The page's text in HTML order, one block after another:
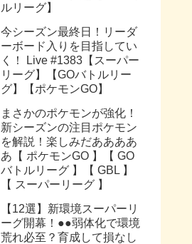
ルリーグ】
今シーズン最終日！リーダ
ーボード入りを目指してい
く！ Live #1383【スーパー
リーグ】【GOバトルリー
グ】【ポケモンGO】
まさかのポケモンが強化！
新シーズンの注目ポケモン
を解説！楽しみだああああ
あ【 ポケモンGO 】【 GO
バトルリーグ 】【 GBL 】
【 スーパーリーグ 】
【12選】新環境スーパーリ
ーグ開幕！●●弱体化で環境
荒れ必至？育成して損なし